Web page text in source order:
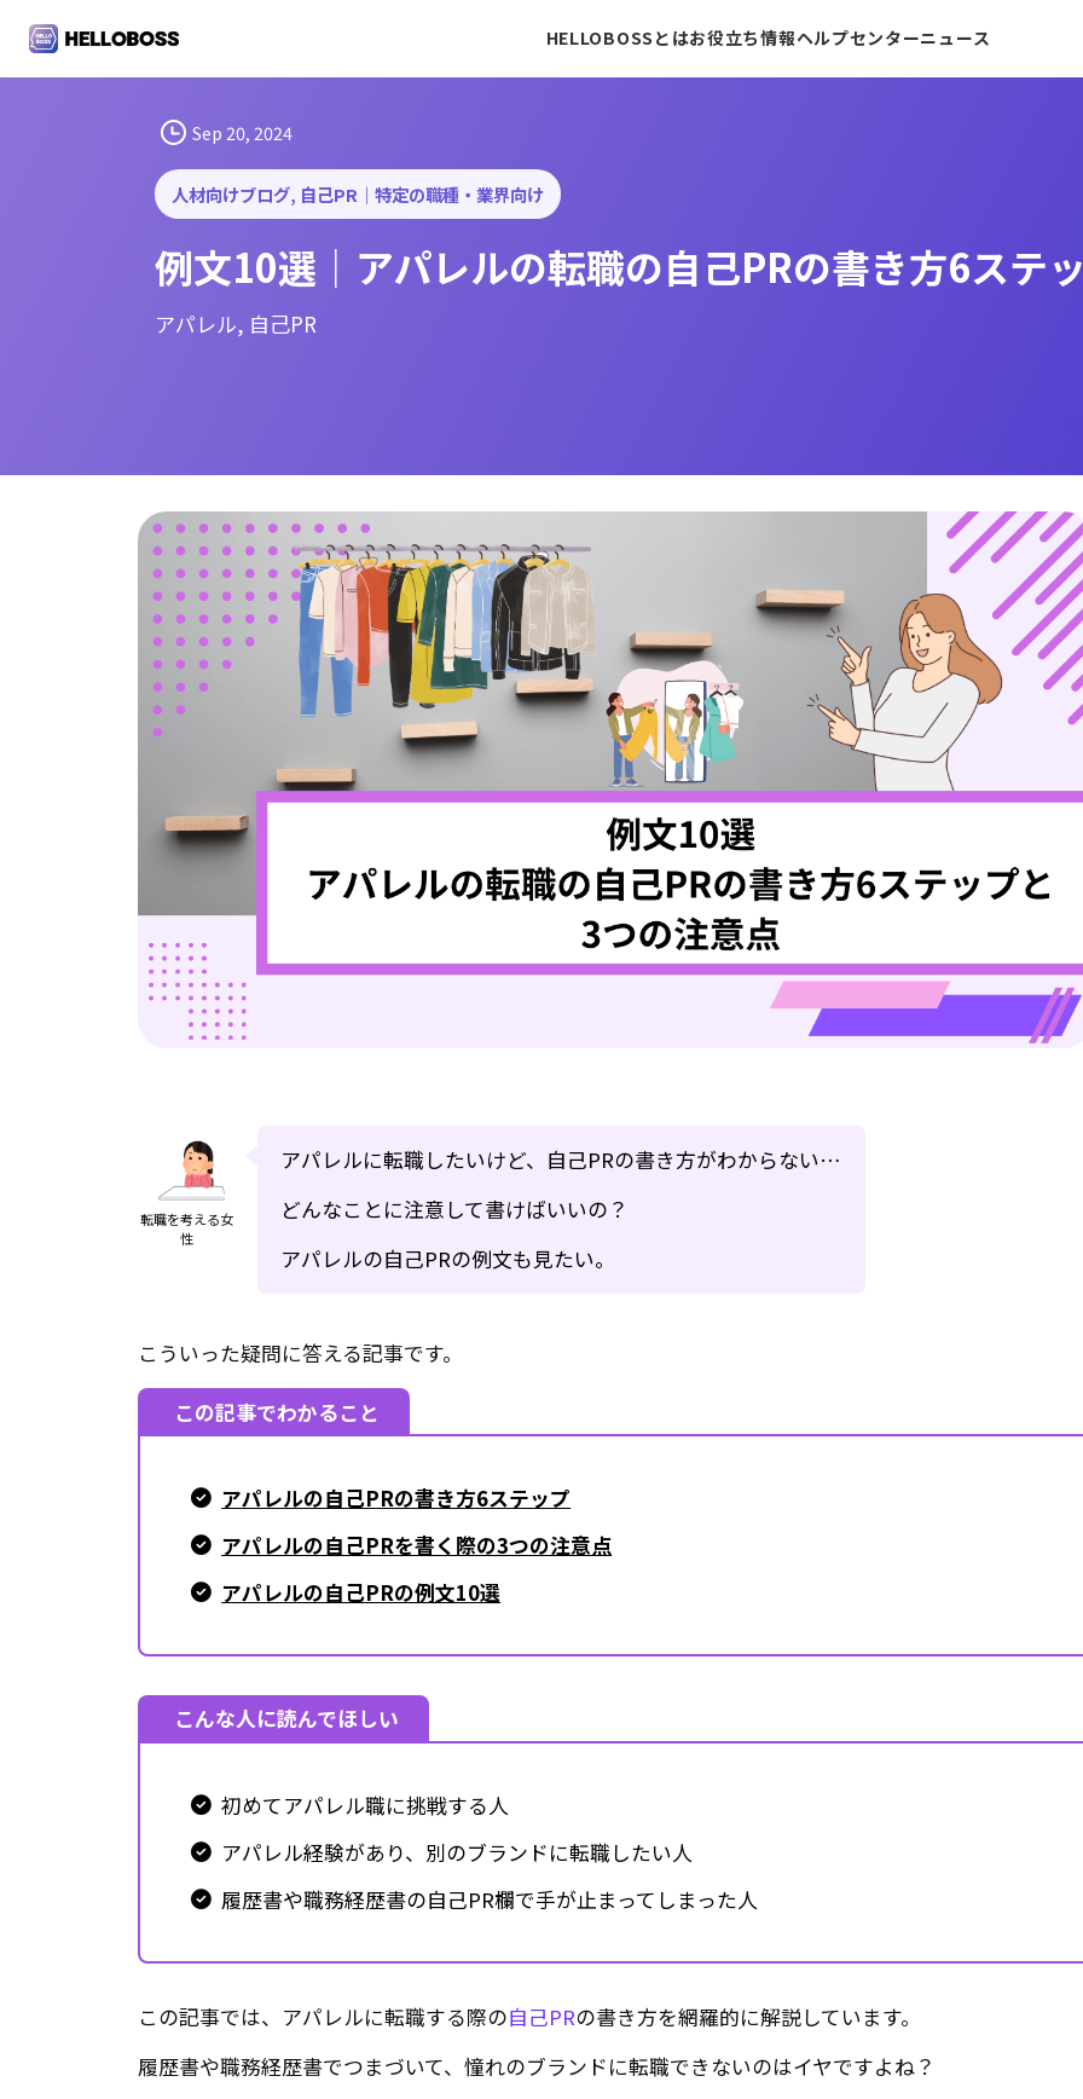
i
HELLOBOSSとはお役立ち情報ヘルプセンターニュース
Sep 20, 2024
人材向けブログ, 自己PR｜特定の職種・業界向け
例文10選｜アパレルの転職の自己PRの書き方6ステ
アパレル, 自己PR
転職を考える女
性
アパレルに転職したいけど、自己PRの書き方がわからない…
どんなことに注意して書けばいいの？
アパレルの自己PRの例文も見たい。
こういった疑問に答える記事です。
この記事でわかること
アパレルの自己PRの書き方6ステップ
アパレルの自己PRを書く際の3つの注意点
アパレルの自己PRの例文10選
こんな人に読んでほしい
初めてアパレル職に挑戦する人
アパレル経験があり、別のブランドに転職したい人
履歴書や職務経歴書の自己PR欄で手が止まってしまった人
この記事では、アパレルに転職する際の自己PRの書き方を網羅的に解説しています。
履歴書や職務経歴書でつまづいて、憧れのブランドに転職できないのはイヤですよね？